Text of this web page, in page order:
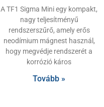
A TF1 Sigma Mini egy kompakt,
nagy teljesítményű
rendszerszűrő, amely erős
neodímium mágnest használ,
hogy megvédje rendszerét a
korrózió káros
Tovább »